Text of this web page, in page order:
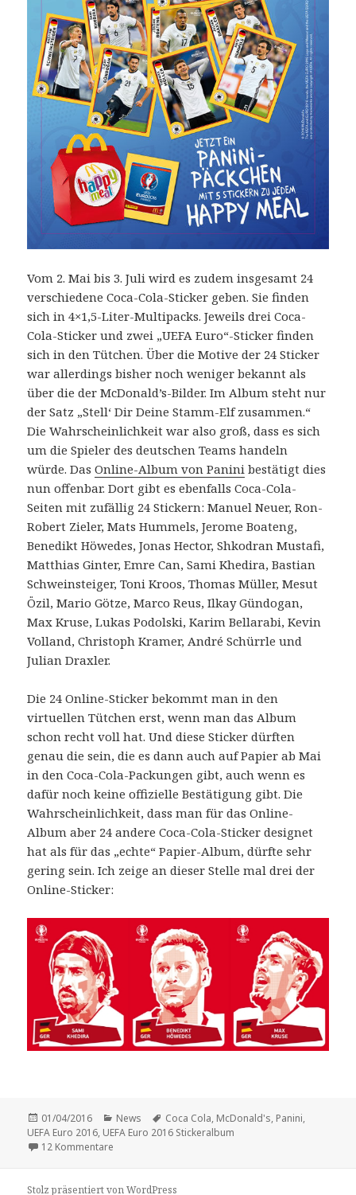
Vom 2. Mai bis 3. Juli wird es zudem insgesamt 24
verschiedene Coca-Cola-Sticker geben. Sie finden
sich in 4×1,5-Liter-Multipacks. Jeweils drei Coca-
Cola-Sticker und zwei „UEFA Euro“-Sticker finden
sich in den Tütchen. Über die Motive der 24 Sticker
war allerdings bisher noch weniger bekannt als
über die der McDonald’s-Bilder. Im Album steht nur
der Satz „Stell‘ Dir Deine Stamm-Elf zusammen.“
Die Wahrscheinlichkeit war also groß, dass es sich
um die Spieler des deutschen Teams handeln
würde. DasOnline-Album von Panini bestätigt dies
nun offenbar. Dort gibt es ebenfalls Coca-Cola-
Seiten mit zufällig 24 Stickern: Manuel Neuer, Ron-
Robert Zieler, Mats Hummels, Jerome Boateng,
Benedikt Höwedes, Jonas Hector, Shkodran Mustafi,
Matthias Ginter, Emre Can, Sami Khedira, Bastian
Schweinsteiger, Toni Kroos, Thomas Müller, Mesut
Özil, Mario Götze, Marco Reus, Ilkay Gündogan,
Max Kruse, Lukas Podolski, Karim Bellarabi, Kevin
Volland, Christoph Kramer, André Schürrle und
Julian Draxler.
Die 24 Online-Sticker bekommt man in den
virtuellen Tütchen erst, wenn man das Album
schon recht voll hat. Und diese Sticker dürften
genau die sein, die es dann auch auf Papier ab Mai
in den Coca-Cola-Packungen gibt, auch wenn es
dafür noch keine offizielle Bestätigung gibt. Die
Wahrscheinlichkeit, dass man für das Online-
Album aber 24 andere Coca-Cola-Sticker designet
hat als für das „echte“ Papier-Album, dürfte sehr
gering sein. Ich zeige an dieser Stelle mal drei der
Online-Sticker:
Veröffentlicht
am
01/04/2016 Kategorien
News Schlagwörter
Coca Cola, McDonald's, Panini,
UEFA Euro 2016, UEFA Euro 2016 Stickeralbum
12 Kommentare
Stolz präsentiert von WordPress